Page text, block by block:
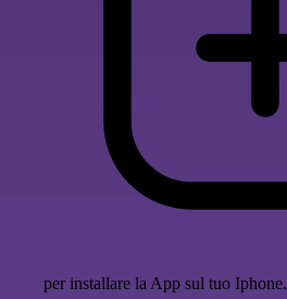
per installare la App sul tuo Iphone.